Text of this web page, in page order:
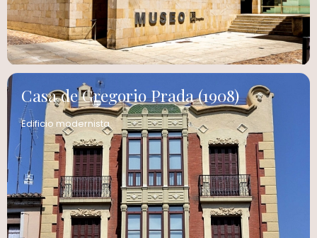
Casa de Gregorio Prada (1908)
Edificio modernista